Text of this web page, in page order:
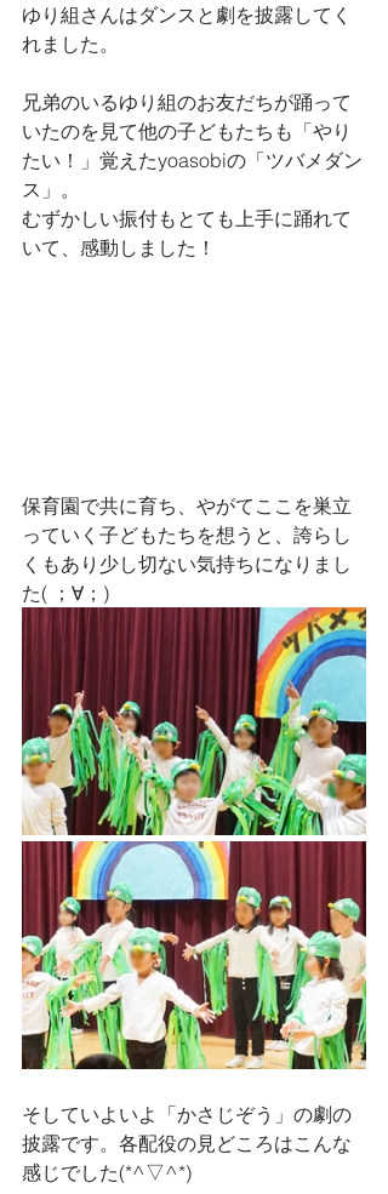
ゆり組さんはダンスと劇を披露してく
れました。
兄弟のいるゆり組のお友だちが踊って
いたのを見て他の子どもたちも「やり
たい！」覚えたyoasobiの「ツバメダン
ス」。
むずかしい振付もとても上手に踊れて
いて、感動しました！
保育園で共に育ち、やがてここを巣立
っていく子どもたちを想うと、誇らし
くもあり少し切ない気持ちになりまし
た( ；∀；)
そしていよいよ「かさじぞう」の劇の
披露です。各配役の見どころはこんな
感じでした(*^▽^*)